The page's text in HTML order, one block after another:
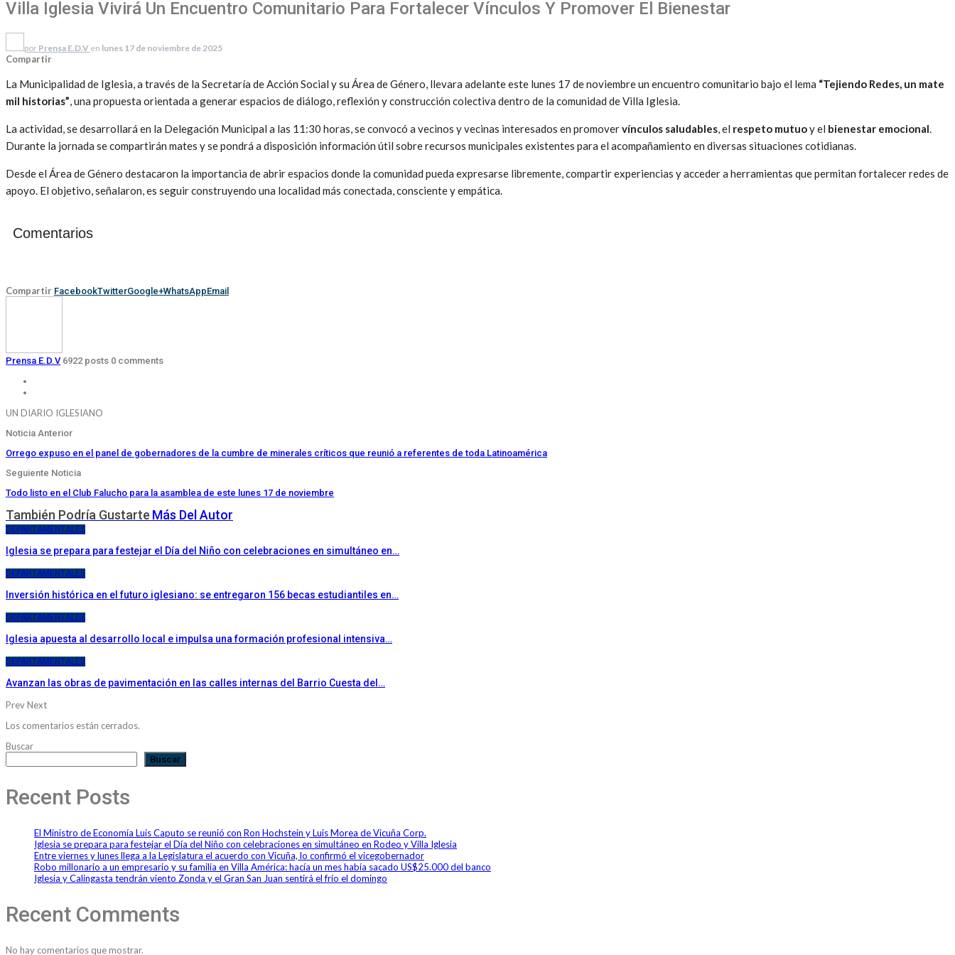
Villa Iglesia Vivirá Un Encuentro Comunitario Para Fortalecer Vínculos Y Promover El Bienestar
por Prensa E.D.V en lunes 17 de noviembre de 2025
Compartir
La Municipalidad de Iglesia, a través de la Secretaría de Acción Social y su Área de Género, llevara adelante este lunes 17 de noviembre un encuentro comunitario bajo el lema “Tejiendo Redes, un mate
mil historias”, una propuesta orientada a generar espacios de diálogo, reflexión y construcción colectiva dentro de la comunidad de Villa Iglesia.
La actividad, se desarrollará en la Delegación Municipal a las 11:30 horas, se convocó a vecinos y vecinas interesados en promovervínculos saludables, el respeto mutuoy el bienestar emocional.
Durante la jornada se compartirán mates y se pondrá a disposición información útil sobre recursos municipales existentes para el acompañamiento en diversas situaciones cotidianas.
Desde el Área de Género destacaron la importancia de abrir espacios donde la comunidad pueda expresarse libremente, compartir experiencias y acceder a herramientas que permitan fortalecer redes de
apoyo. El objetivo, señalaron, es seguir construyendo una localidad más conectada, consciente y empática.
Comentarios
Compartir FacebookTwitterGoogle+WhatsAppEmail
Prensa E.D.V 6922 posts 0 comments
UN DIARIO IGLESIANO
Noticia Anterior
Orrego expuso en el panel de gobernadores de la cumbre de minerales críticos que reunió a referentes de toda Latinoamérica
Seguiente Noticia
Todo listo en el Club Falucho para la asamblea de este lunes 17 de noviembre
También Podría Gustarte Más Del Autor
DEPARTAMENTALES
Iglesia se prepara para festejar el Día del Niño con celebraciones en simultáneo en…
DEPARTAMENTALES
Inversión histórica en el futuro iglesiano: se entregaron 156 becas estudiantiles en…
DEPARTAMENTALES
Iglesia apuesta al desarrollo local e impulsa una formación profesional intensiva…
DEPARTAMENTALES
Avanzan las obras de pavimentación en las calles internas del Barrio Cuesta del…
PrevNext
Los comentarios están cerrados.
Buscar
Buscar
Recent Posts
El Ministro de Economía Luis Caputo se reunió con Ron Hochstein y Luis Morea de Vicuña Corp.
Iglesia se prepara para festejar el Día del Niño con celebraciones en simultáneo en Rodeo y Villa Iglesia
Entre viernes y lunes llega a la Legislatura el acuerdo con Vicuña, lo confirmó el vicegobernador
Robo millonario a un empresario y su familia en Villa América: hacía un mes había sacado US$25.000 del banco
Iglesia y Calingasta tendrán viento Zonda y el Gran San Juan sentirá el frío el domingo
Recent Comments
No hay comentarios que mostrar.